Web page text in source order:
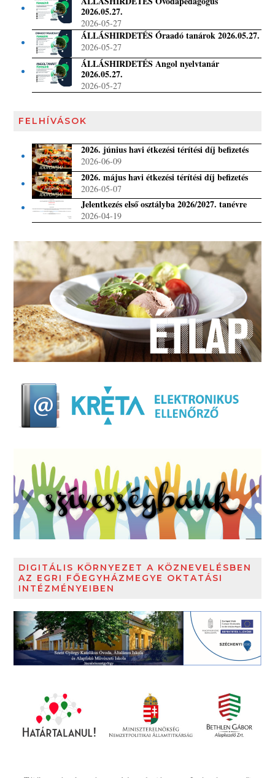
2026.05.27.
2026-05-27
ÁLLÁSHIRDETÉS Óraadó tanárok 2026.05.27.
2026-05-27
ÁLLÁSHIRDETÉS Angol nyelvtanár
2026.05.27.
2026-05-27
FELHÍVÁSOK
2026. június havi étkezési térítési díj befizetés
2026-06-09
2026. május havi étkezési térítési díj befizetés
2026-05-07
Jelentkezés első osztályba 2026/2027. tanévre
2026-04-19
DIGITÁLIS KÖRNYEZET A KÖZNEVELÉSBEN
AZ EGRI FŐEGYHÁZMEGYE OKTATÁSI
INTÉZMÉNYEIBEN